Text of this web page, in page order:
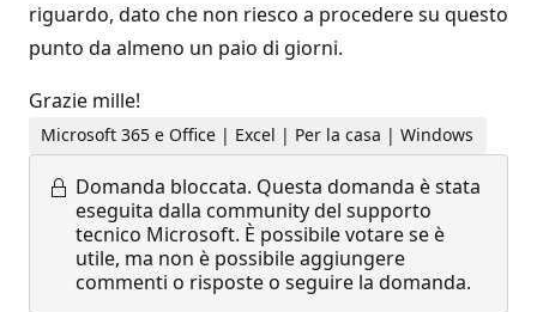
riguardo, dato che non riesco a procedere su questo
punto da almeno un paio di giorni.
Grazie mille!
Microsoft 365 e Office | Excel | Per la casa | Windows
Domanda bloccata. Questa domanda è stata
eseguita dalla community del supporto
tecnico Microsoft. È possibile votare se è
utile, ma non è possibile aggiungere
commenti o risposte o seguire la domanda.